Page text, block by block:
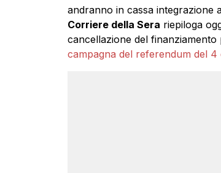
andranno in cassa integrazione
Corriere della Sera riepiloga
cancellazione del
campagna del referendum del 4